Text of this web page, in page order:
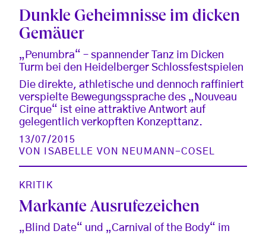
Dunkle Geheimnisse im dicken
Gemäuer
„Penumbra“ – spannender Tanz im Dicken
Turm bei den Heidelberger Schlossfestspielen
Die direkte, athletische und dennoch raffiniert
verspielte Bewegungssprache des „Nouveau
Cirque“ ist eine attraktive Antwort auf
gelegentlich verkopften Konzepttanz.
13/07/2015
VON
ISABELLE VON NEUMANN-COSEL
KRITIK
Markante Ausrufezeichen
„Blind Date“ und „Carnival of the Body“ im